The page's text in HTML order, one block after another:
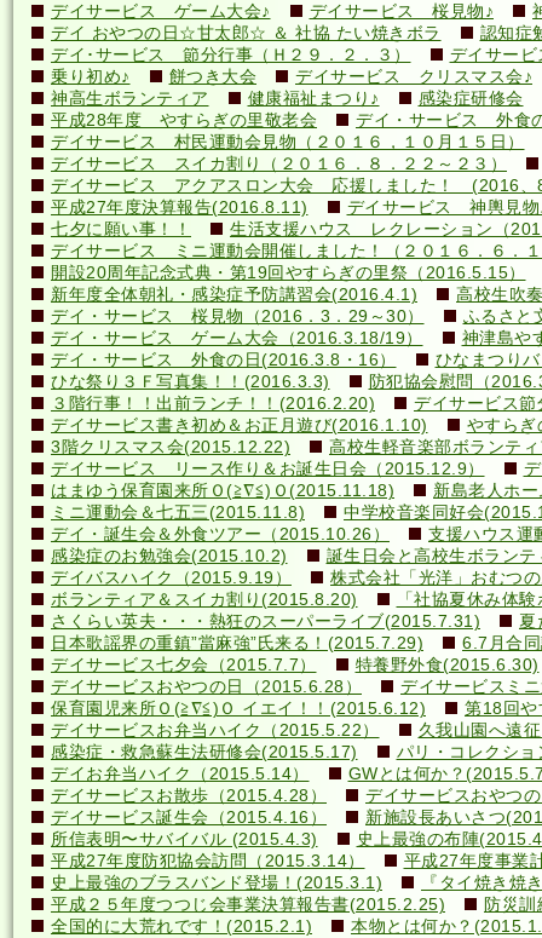
デイサービス ゲーム大会♪
デイサービス 桜見物♪
デイ おやつの日☆甘太郎☆ ＆ 社協 たい焼きボラ
認知症
デイ･サービス 節分行事（Ｈ２９．２．３）
デイサー
乗り初め♪
餅つき大会
デイサービス クリスマス会♪
神高生ボランティア
健康福祉まつり♪
感染症研修会
平成28年度 やすらぎの里敬老会
デイ・サービス 外食
デイサービス 村民運動会見物（２０１６，１０月１５日）
デイサービス スイカ割り（２０１６．８．２２～２３）
デイサービス アクアスロン大会 応援しました！ (2016、
平成27年度決算報告(2016.8.11)
デイサービス 神輿見物
七夕に願い事！！
生活支援ハウス レクレーション（
デイサービス ミニ運動会開催しました！（２０１６．６．
開設20周年記念式典・第19回やすらぎの里祭（2016.5.15）
新年度全体朝礼・感染症予防講習会(2016.4.1)
高校生吹
デイ・サービス 桜見物（2016．3．29～30）
ふるさと
デイ・サービス ゲーム大会（2016.3.18/19）
神津島や
デイ・サービス 外食の日(2016.3.8・16）
ひなまつり
ひな祭り３Ｆ写真集！！(2016.3.3)
防犯協会慰問（
３階行事！！出前ランチ！！(2016.2.20)
デイサービス
デイサービス書き初め＆お正月遊び(2016.1.10)
やすら
3階クリスマス会(2015.12.22)
高校生軽音楽部ボランテ
デイサービス リース作り＆お誕生日会（2015.12.9）
はまゆう保育園来所Ｏ(≧∇≦)Ｏ(2015.11.18)
新島老人ホ
ミニ運動会＆七五三(2015.11.8)
中学校音楽同好会
デイ・誕生会＆外食ツアー（2015.10.26）
支援ハウス運
感染症のお勉強会(2015.10.2)
誕生日会と高校生ボラン
デイバスハイク（2015.9.19）
株式会社「光洋」おむつ
ボランティア＆スイカ割り(2015.8.20)
「社協夏休み体
さくらい英夫・・・熱狂のスーパーライブ(2015.7.31)
夏
日本歌謡界の重鎮”當麻強”氏来る！(2015.7.29)
6.7月合
デイサービス七夕会（2015.7.7）
特養野外食(2015.6.30)
デイサービスおやつの日（2015.6.28）
デイサービスミ
保育園児来所Ｏ(≧∇≦)Ｏ イエイ！！(2015.6.12)
第18回
デイサービスお弁当ハイク（2015.5.22）
久我山園へ遠
感染症・救急蘇生法研修会(2015.5.17)
パリ・コレクシ
デイお弁当ハイク（2015.5.14）
GWとは何か？
デイサービスお散歩（2015.4.28）
デイサービスおやつ
デイサービス誕生会（2015.4.16）
新施設長あいさつ
所信表明〜サバイバル (2015.4.3)
史上最強の布陣
平成27年度防犯協会訪問（2015.3.14）
平成27年度事業
史上最強のブラスバンド登場！(2015.3.1)
『タイ焼き焼
平成２５年度つつじ会事業決算報告書(2015.2.25)
防災
全国的に大荒れです！(2015.2.1)
本物とは何か？